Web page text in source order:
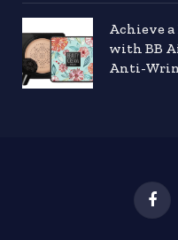
Achieve
with BB
Anti-